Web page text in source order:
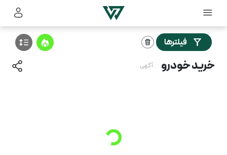
فیلترها
خرید خودرو آگهی
...